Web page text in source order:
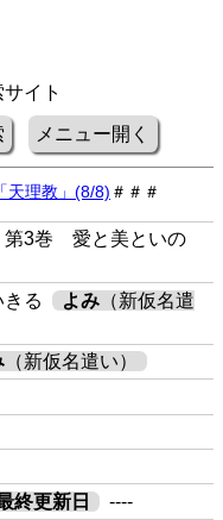
イト
メニュー開く
天理教」(8/8) ＃＃＃
3巻 愛と美といの
る よみ （新仮名遣
（新仮名遣い）
終更新日
----